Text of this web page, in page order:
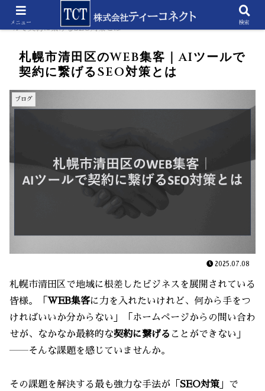
ホーム ブログ
札幌市清田区のWEB集客｜AIツー
ルで契約に繋げるSEO対策とは
札幌市清田区のWEB集客｜AIツールで
契約に繋げるSEO対策とは
ブログ
2025.07.08
札幌市清田区で地域に根差したビジネスを展開されている
皆様。「 WEB集客に力を入れたいけれど、何から手をつ
ければいいか分からない」「ホームページからの問い合わ
せが、なかなか最終的な契約に繋げる ことができない」
――そんな課題を感じていませんか。
その課題を解決する最も強力な手法が「 SEO対策 」で
メニュー 検索